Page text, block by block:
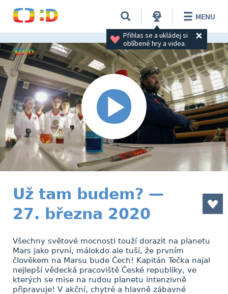
Přihlas se a ukládej si
oblíbené hry a videa.
MENU
Už tam budem? —
27. března 2020
Všechny světové mocnosti touží dorazit na planetu
Mars jako první, málokdo ale tuší, že prvním
člověkem na Marsu bude Čech! Kapitán Tečka najal
nejlepší vědecká pracoviště České republiky, ve
kterých se mise na rudou planetu intenzivně
připravuje! V akční, chytré a hlavně zábavné